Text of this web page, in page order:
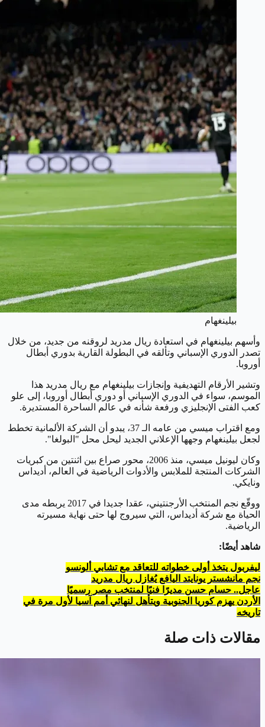
بيلينغهام
وأسهم بيلينغهام في استعادة ريال مدريد لروقنه من جديد، من خلال
تصدر الدوري الإسباني وتألقه في البطولة القارية بدوري أبطال
أوروبا.
وتشير الأرقام التهديفية وإنجازات بيلينغهام مع ريال مدريد هذا
الموسم، سواء في الدوري الإسباني أو دوري أبطال أوروبا، إلى علو
كعب الفتى الإنجليزي ورفعة شأنه في عالم الساحرة المستديرة.
ومع اقتراب ميسي من عامه الـ 37، يبدو أن الشركة الألمانية تخطط
لجعل بيلينغهام وجهها الإعلاني الجديد ليحل محل "البولغا".
وكان ليونيل ميسي، منذ 2006، محور صراع بين اثنتين من كبريات
الشركات المنتجة للملابس والأدوات الرياضية في العالم، أديداس
ونايكي.
ووقّع نجم المنتخب الأرجنتيني، عقدا جديدا في 2017 يربطه مدى
الحياة مع شركة أديداس، التي سيروج لها حتى نهاية مسيرته
الرياضية.
شاهد أيضًا:
ليفربول يتخذ أولى خطواته للتعاقد مع تشابي ألونسو
نجم مانشستر يونايتد اليافع يُغازل ريال مدريد
عاجل.. حسام حسن مديرًا فنيًا لمنتخب مصر رسميًا
الأردن يهزم كوريا الجنوبية ويتأهل لنهائي أمم آسيا لأول مرة في
تاريخه
مقالات ذات صلة